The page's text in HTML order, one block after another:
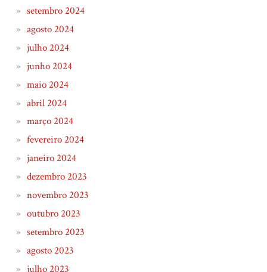
setembro 2024
agosto 2024
julho 2024
junho 2024
maio 2024
abril 2024
março 2024
fevereiro 2024
janeiro 2024
dezembro 2023
novembro 2023
outubro 2023
setembro 2023
agosto 2023
julho 2023